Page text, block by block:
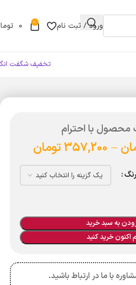
ورود / ثبت نام 0
0
تخفیف شگفت
با احترام
–
357,200 تومان
رنگ
به سبد خرید
اکنون خرید کنید
با ما در ارتباط باشید.